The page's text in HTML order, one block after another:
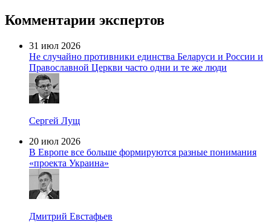
Комментарии экспертов
31 июл 2026
Не случайно противники единства Беларуси и России и
Православной Церкви часто одни и те же люди
Сергей Лущ
20 июл 2026
В Европе все больше формируются разные понимания
«проекта Украина»
Дмитрий Евстафьев